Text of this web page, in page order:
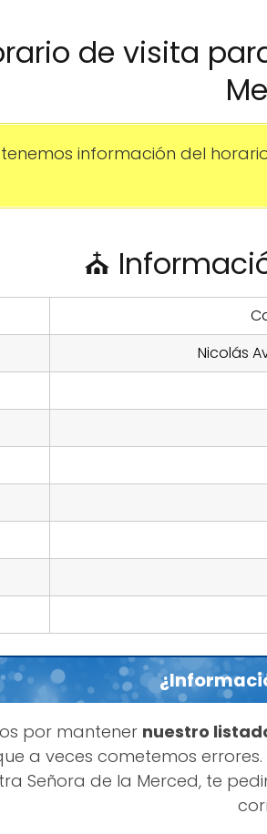
de visita
información del
⛪
Nicolás
por mantener nuestro
a veces cometemos
Señora de la Merced, te